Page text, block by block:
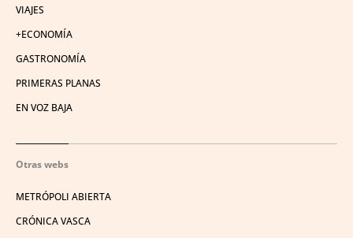
VIAJES
+ECONOMÍA
GASTRONOMÍA
PRIMERAS PLANAS
EN VOZ BAJA
Otras webs
METRÓPOLI ABIERTA
CRÓNICA VASCA